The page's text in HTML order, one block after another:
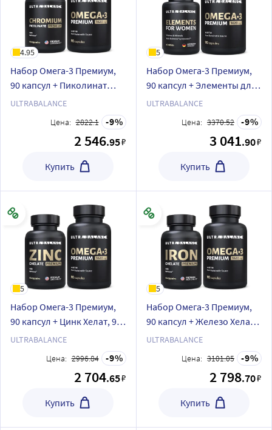
4.95
Набор Омега-3 Премиум,
90 капсул + Пиколинат
Хрома, 90 капсул
ULTRABALANCE
Цена: 2822.1 9
2 546.95₽
Купить
5
Набор Омега-3 Премиум,
90 капсул + Элементы для
женщин, 60 таблеток
ULTRABALANCE
Цена: 3370.52 9
3 041.90₽
Купить
5
Набор Омега-3 Премиум,
90 капсул + Цинк Хелат, 90
капсул
ULTRABALANCE
Цена: 2996.84 9
2 704.65₽
Купить
5
Набор Омега-3 Премиум,
90 капсул + Железо Хелат,
90 капсул
ULTRABALANCE
Цена: 3101.05 9
2 798.70₽
Купить